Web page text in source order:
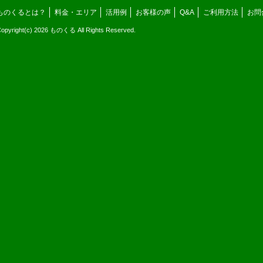
のくるとは？ 料金・エリア 活用例 お客様の声 Q&A ご利用方法 お問
2026 ものくる All Rights Reserved.